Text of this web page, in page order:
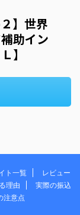
】世界
助イン
】
ト一覧
レビュー
理由
実際の振込
注意点